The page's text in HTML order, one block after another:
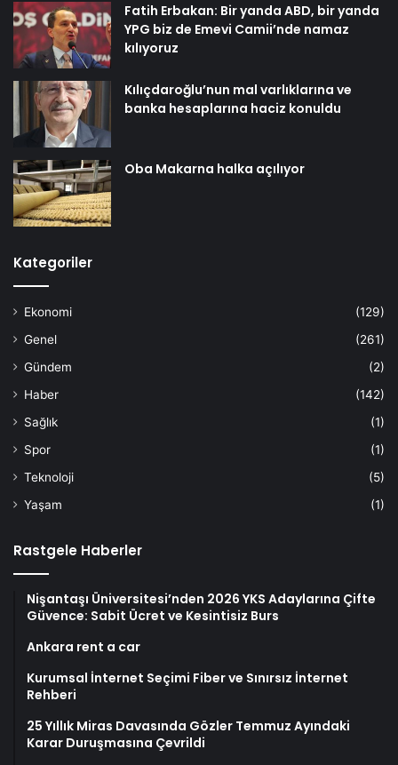
Fatih Erbakan: Bir yanda ABD, bir yanda
YPG biz de Emevi Camii’nde namaz
kılıyoruz
Kılıçdaroğlu’nun mal varlıklarına ve
banka hesaplarına haciz konuldu
Oba Makarna halka açılıyor
Kategoriler
Ekonomi
(129)
Genel
(261)
Gündem
(2)
Haber
(142)
Sağlık
(1)
Spor
(1)
Teknoloji
(5)
Yaşam
(1)
Rastgele Haberler
Nişantaşı Üniversitesi’nden 2026 YKS Adaylarına Çifte
Güvence: Sabit Ücret ve Kesintisiz Burs
Ankara rent a car
Kurumsal İnternet Seçimi Fiber ve Sınırsız İnternet
Rehberi
25 Yıllık Miras Davasında Gözler Temmuz Ayındaki
Karar Duruşmasına Çevrildi